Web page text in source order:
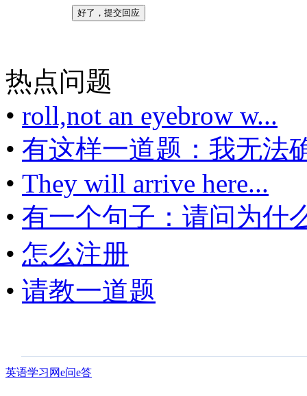
热点问题
• roll,not an eyebrow w...
• 有这样一道题：我无法
• They will arrive here...
• 有一个句子：请问为什
• 怎么注册
• 请教一道题
英语学习网e问e答